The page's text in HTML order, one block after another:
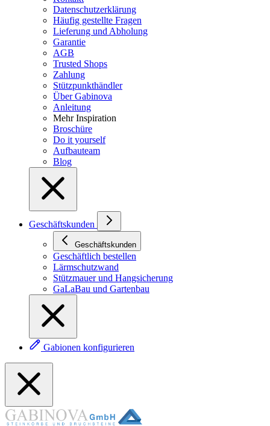
Datenschutzerklärung
Häufig gestellte Fragen
Lieferung und Abholung
Garantie
AGB
Trusted Shops
Zahlung
Stützpunkthändler
Über Gabinova
Anleitung
Mehr Inspiration
Broschüre
Do it yourself
Aufbauteam
Blog
Geschäftskunden
Geschäftskunden
Geschäftlich bestellen
Lärmschutzwand
Stützmauer und Hangsicherung
GaLaBau und Gartenbau
Gabionen konfigurieren